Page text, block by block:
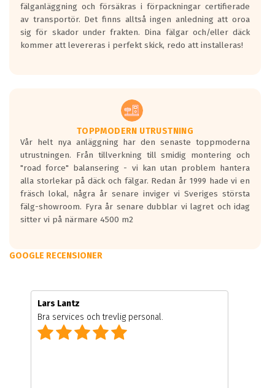
fälganläggning och försäkras i förpackningar certifierade
av transportör. Det finns alltså ingen anledning att oroa
sig för skador under frakten. Dina fälgar och/eller däck
kommer att levereras i perfekt skick, redo att installeras!
TOPPMODERN UTRUSTNING
Vår helt nya anläggning har den senaste toppmoderna
utrustningen. Från tillverkning till smidig montering och
"road force" balansering - vi kan utan problem hantera
alla storlekar på däck och fälgar. Redan år 1999 hade vi en
fräsch lokal, några år senare inviger vi Sveriges största
fälg-showroom. Fyra år senare dubblar vi lagret och idag
sitter vi på närmare 4500 m2
GOOGLE RECENSIONER
Lars Lantz
Bra services och trevlig personal.